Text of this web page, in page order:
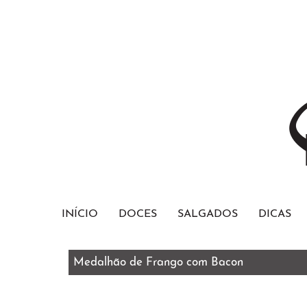
INÍCIO DOCES SALGADOS DICAS
Medalhão de Frango com Bacon